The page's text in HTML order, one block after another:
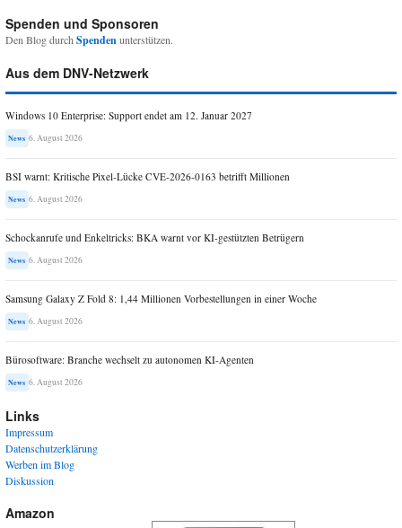
Spenden und Sponsoren
Den Blog durchSpendenunterstützen.
Aus dem DNV-Netzwerk
Windows 10 Enterprise: Support endet am 12. Januar 2027
News 6. August 2026
BSI warnt: Kritische Pixel-Lücke CVE-2026-0163 betrifft Millionen
News 6. August 2026
Schockanrufe und Enkeltricks: BKA warnt vor KI-gestützten Betrügern
News 6. August 2026
Samsung Galaxy Z Fold 8: 1,44 Millionen Vorbestellungen in einer Woche
News 6. August 2026
Bürosoftware: Branche wechselt zu autonomen KI-Agenten
News 6. August 2026
Links
Impressum
Datenschutzerklärung
Werben im Blog
Diskussion
Amazon